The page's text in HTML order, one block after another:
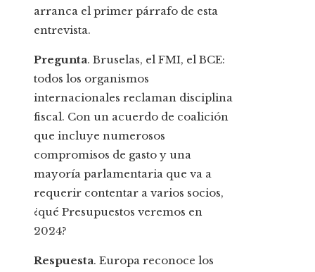
arranca el primer párrafo de esta
entrevista.
Pregunta. Bruselas, el FMI, el BCE:
todos los organismos
internacionales reclaman disciplina
fiscal. Con un acuerdo de coalición
que incluye numerosos
compromisos de gasto y una
mayoría parlamentaria que va a
requerir contentar a varios socios,
¿qué Presupuestos veremos en
2024?
Respuesta. Europa reconoce los